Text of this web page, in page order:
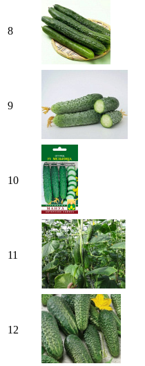
8
9
10
11
12